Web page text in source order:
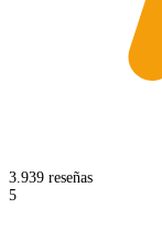
3.939 reseñas
5